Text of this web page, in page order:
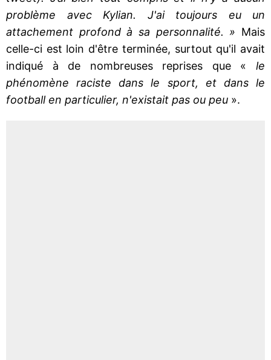
problème avec Kylian. J'ai toujours eu un
attachement profond à sa personnalité. » Mais
celle-ci est loin d'être terminée, surtout qu'il avait
indiqué à de nombreuses reprises que « le
phénomène raciste dans le sport, et dans le
football en particulier, n'existait pas ou peu ».